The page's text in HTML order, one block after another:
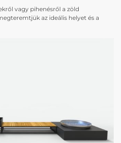
vagy pihenésről a zöld
az ideális helyet és a